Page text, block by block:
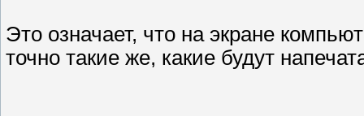
Это означает, что на экране
точно такие же, какие будут